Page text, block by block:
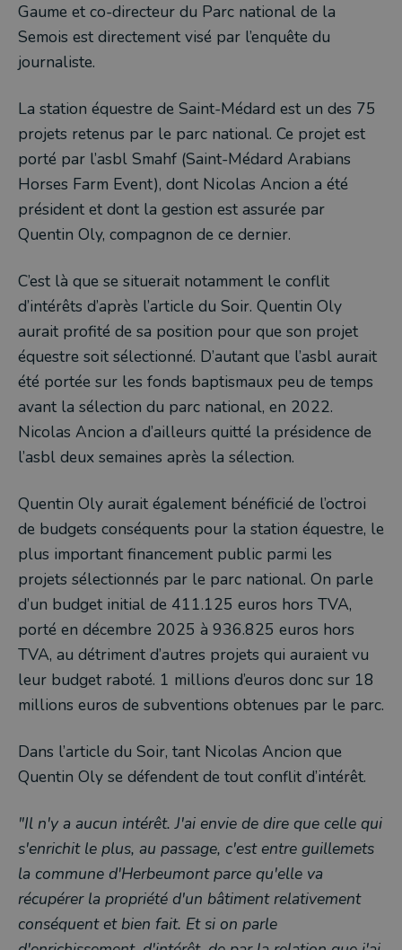
Gaume et co-directeur du Parc national de la
Semois est directement visé par l’enquête du
journaliste.
La station équestre de Saint-Médard est un des 75
projets retenus par le parc national. Ce projet est
porté par l’asbl Smahf (Saint-Médard Arabians
Horses Farm Event), dont Nicolas Ancion a été
président et dont la gestion est assurée par
Quentin Oly, compagnon de ce dernier.
C’est là que se situerait notamment le conflit
d’intérêts d’après l’article du Soir. Quentin Oly
aurait profité de sa position pour que son projet
équestre soit sélectionné. D’autant que l’asbl aurait
été portée sur les fonds baptismaux peu de temps
avant la sélection du parc national, en 2022.
Nicolas Ancion a d’ailleurs quitté la présidence de
l’asbl deux semaines après la sélection.
Quentin Oly aurait également bénéficié de l’octroi
de budgets conséquents pour la station équestre, le
plus important financement public parmi les
projets sélectionnés par le parc national. On parle
d’un budget initial de 411.125 euros hors TVA,
porté en décembre 2025 à 936.825 euros hors
TVA, au détriment d’autres projets qui auraient vu
leur budget raboté. 1 millions d’euros donc sur 18
millions euros de subventions obtenues par le parc.
Dans l’article du Soir, tant Nicolas Ancion que
Quentin Oly se défendent de tout conflit d’intérêt.
"Il n'y a aucun intérêt. J'ai envie de dire que celle qui
s'enrichit le plus, au passage, c'est entre guillemets
la commune d'Herbeumont parce qu'elle va
récupérer la propriété d'un bâtiment relativement
conséquent et bien fait. Et si on parle